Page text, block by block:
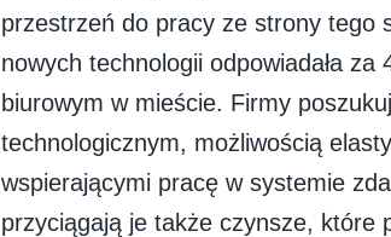
przestrzeń do pracy ze strony tego
nowych technologii odpowiadała
biurowym w mieście. Firmy
technologicznym, możliwością
wspierającymi pracę w systemie
przyciągają je także czynsze, które